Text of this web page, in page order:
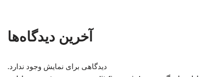
آخرین دیدگاه‌ها
دیدگاهی برای نمایش وجود ندارد.